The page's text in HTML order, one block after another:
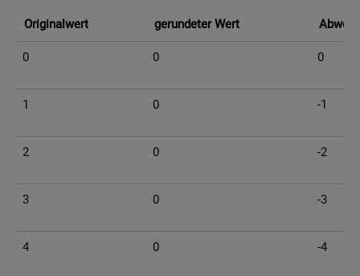
Ori­gi­nal­wert ge­run­de­ter Wert
0 0 0
1 0 -1
2 0 -2
3 0 -3
4 0 -4